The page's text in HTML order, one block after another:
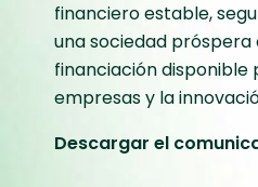
financiero estable,
una sociedad próspera
financiación disponible
empresas y la
Descargar el